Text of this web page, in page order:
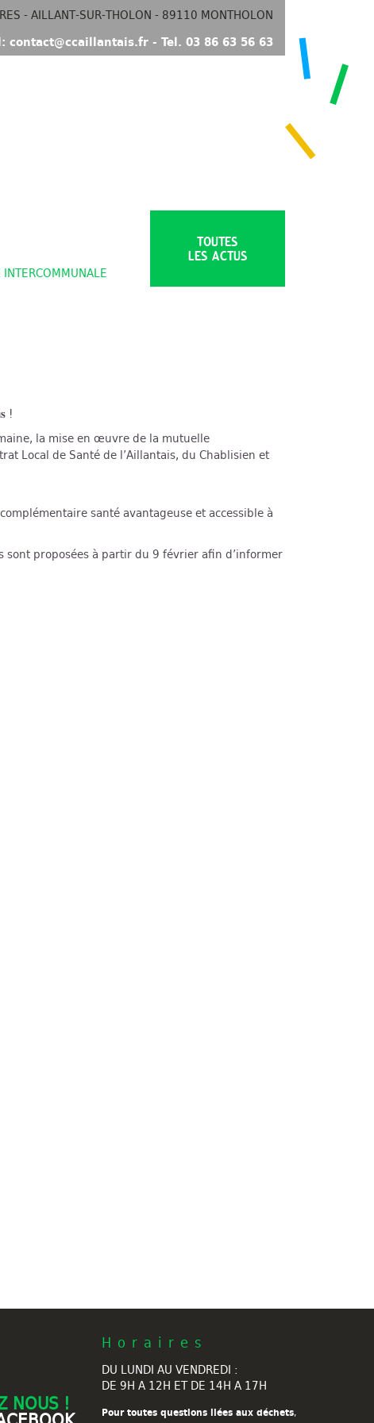
- AILLANT-SUR-THOLON - 89110 MONTHOLON
contact@ccaillantais.fr - Tel. 03 86 63 56 63
TOUTES
LES ACTUS
!
la mise en œuvre de la mutuelle
Local de Santé de l’Aillantais, du Chablisien et
santé avantageuse et accessible à
proposées à partir du 9 février afin d’informer
NOUS !
Horaires
DU LUNDI AU VENDREDI :
DE 9H A 12H ET DE 14H A 17H
Pour toutes questions liées aux déchets,